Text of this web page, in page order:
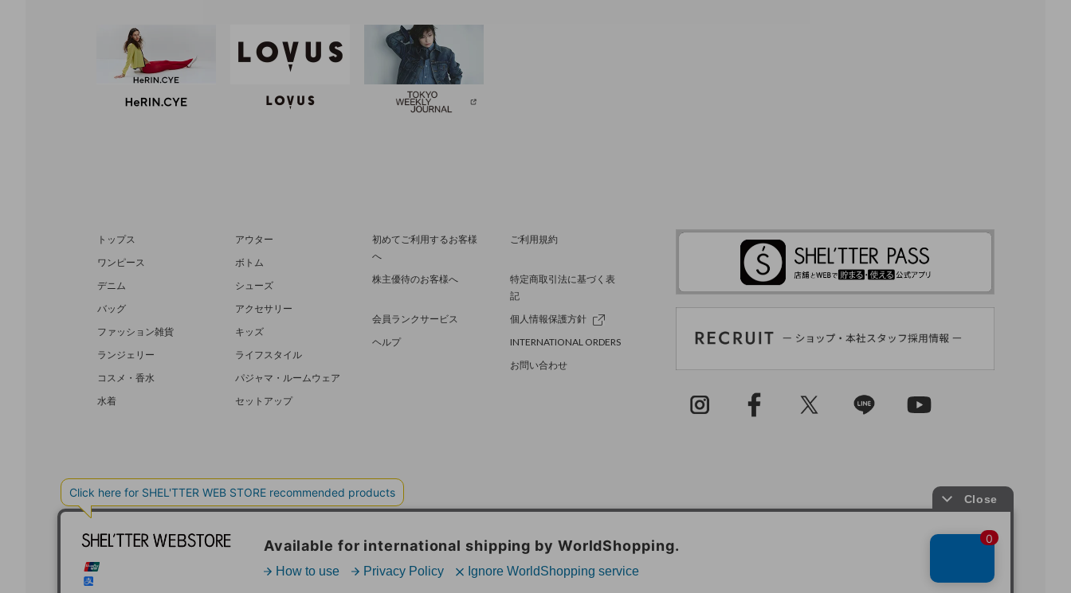
トップス
アウター
ワンピース
ボトム
デニム
シューズ
バッグ
アクセサリー
ファッション雑貨
キッズ
ランジェリー
ライフスタイル
コスメ・香水
パジャマ・ルームウェア
水着
セットアップ
初めてご利用するお客様
へ
ご利用規約
株主優待のお客様へ
特定商取引法に基づく表
記
会員ランクサービス
個人情報保護方針
ヘルプ
INTERNATIONAL ORDERS
お問い合わせ